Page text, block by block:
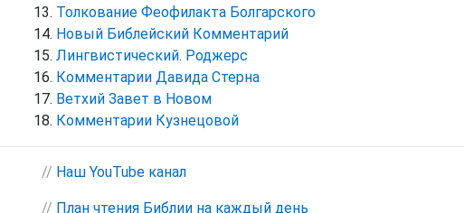
Толкование Феофилакта Болгарского
Новый Библейский Комментарий
Лингвистический. Роджерс
Комментарии Давида Стерна
Ветхий Завет в Новом
Комментарии Кузнецовой
// Наш YouTube канал
// План чтения Библии на каждый день